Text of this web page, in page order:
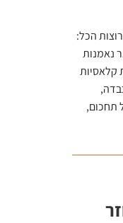
רוצות הכל:
נאמנות
קלאסיות
תחכום,